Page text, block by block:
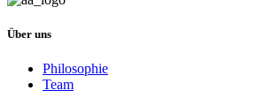
Über uns
Philosophie
Team